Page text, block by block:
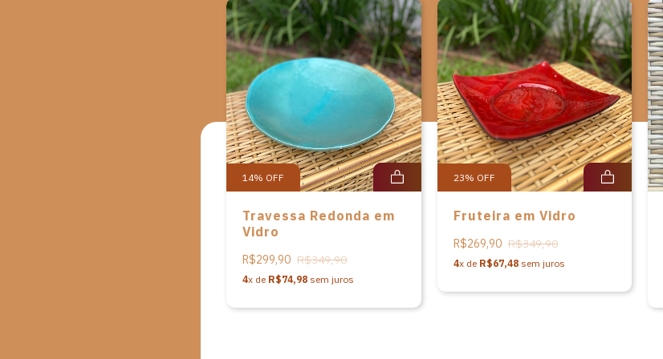
14% OFF
Travessa Redonda em
Vidro
R$299,90 R$349,90
4x de R$74,98 sem juros
23% OFF
Fruteira em Vidro
R$269,90 R$349,90
4x de R$67,48sem juros